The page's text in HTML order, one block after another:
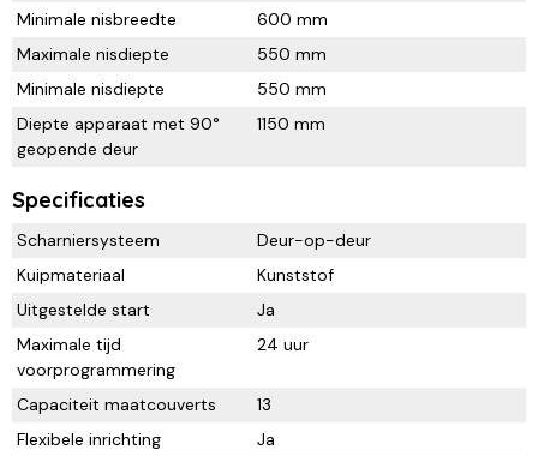
Minimale nisbreedte
600 mm
Maximale nisdiepte
550 mm
Minimale nisdiepte
550 mm
Diepte apparaat met 90°
geopende deur
1150 mm
Specificaties
Scharniersysteem
Deur-op-deur
Kuipmateriaal
Kunststof
Uitgestelde start
Ja
Maximale tijd
voorprogrammering
24 uur
Capaciteit maatcouverts
13
Flexibele inrichting
Ja